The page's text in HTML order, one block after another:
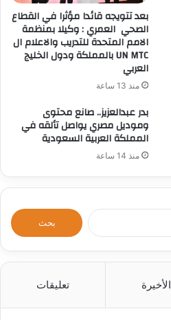
بعد تتويجه قائدا مؤثرا في القطاع
الصحي العمري : وكيلا بمنظمة
الامم المتحدة للتدريب والاعلام ال
UN MTC بالمملكة ودول الخليج
العربي
منذ 13 ساعة
بدر عبدالعزيز.. صانع محتوى
وموديل مصري يواصل تألقه في
المملكة العربية السعودية
منذ 14 ساعة
الأخيرة تعليقات